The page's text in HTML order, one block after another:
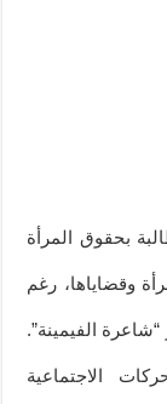
بحقوق المرأة
وقضاياها، رغم
الفيمينة”.
الاجتماعية